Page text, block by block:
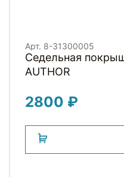
Арт. 8-31300005
Седельная покрышка ASD GEL-
AUTHOR
2800 ₽